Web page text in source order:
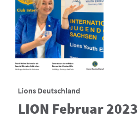
Lions Deutschland
LION Februar 2023